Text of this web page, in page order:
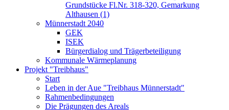
Grundstücke Fl.Nr. 318-320, Gemarkung
Althausen (1)
Münnerstadt 2040
GEK
ISEK
Bürgerdialog und Trägerbeteiligung
Kommunale Wärmeplanung
Projekt "Treibhaus"
Start
Leben in der Aue "Treibhaus Münnerstadt"
Rahmenbedingungen
Die Prägungen des Areals